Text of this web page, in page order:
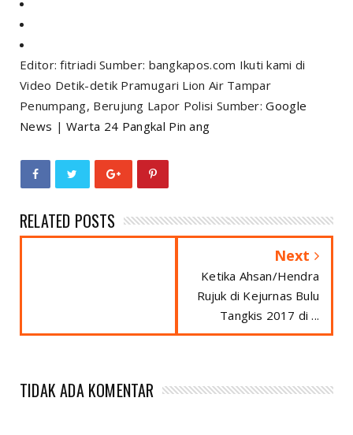
Editor: fitriadi Sumber: bangkapos.com Ikuti kami di
Video Detik-detik Pramugari Lion Air Tampar
Penumpang, Berujung Lapor Polisi Sumber:Google
News |Warta 24 Pangkal Pin ang
RELATED POSTS
Next
Ketika Ahsan/Hendra
Rujuk di Kejurnas Bulu
Tangkis 2017 di ...
TIDAK ADA KOMENTAR